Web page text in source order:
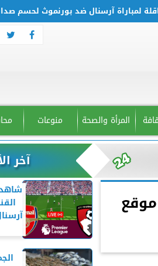
آرسنال ضد بورنموث لحسم صدارة
المرأة والصحة منوعات
عبر موقع
آخر